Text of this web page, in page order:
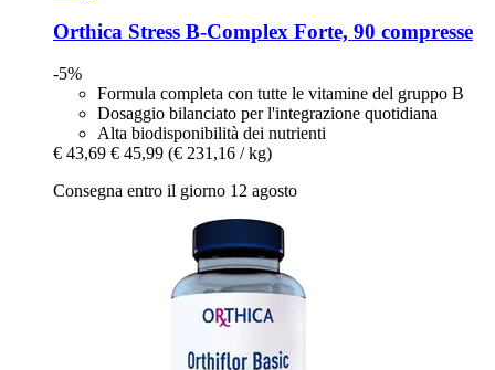
Orthica Stress B-​Complex Forte, 90 compresse
-5%
Formula completa con tutte le vitamine del gruppo B
Dosaggio bilanciato per l'integrazione quotidiana
Alta biodisponibilità dei nutrienti
€ 43,69 € 45,99 (€ 231,16 / kg)
Consegna entro il giorno 12 agosto